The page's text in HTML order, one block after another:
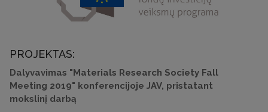
PROJEKTAS:
Dalyvavimas "Materials Research Society Fall
Meeting 2019" konferencijoje JAV, pristatant
mokslinį darbą